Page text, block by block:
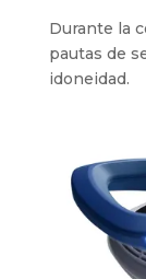
Durante la
pautas de
idoneidad.